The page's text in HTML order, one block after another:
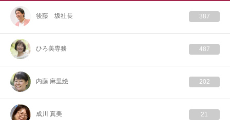
後藤 坂社長 387
ひろ美専務 487
内藤 麻里絵 202
成川 真美 21